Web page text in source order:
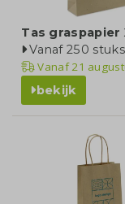
Tas graspapier
Vanaf 250 stuks
Vanaf21
bekijk